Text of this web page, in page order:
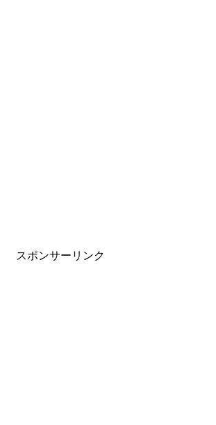
スポンサーリンク